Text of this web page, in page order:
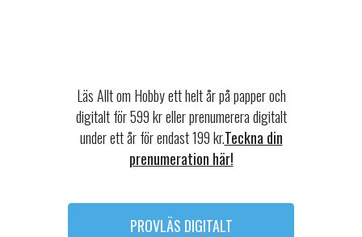
Läs Allt om Hobby ett helt år på papper och
digitalt för 599 kr eller prenumerera digitalt
under ett år för endast 199 kr.Teckna din
prenumeration här!
PROVLÄS DIGITALT